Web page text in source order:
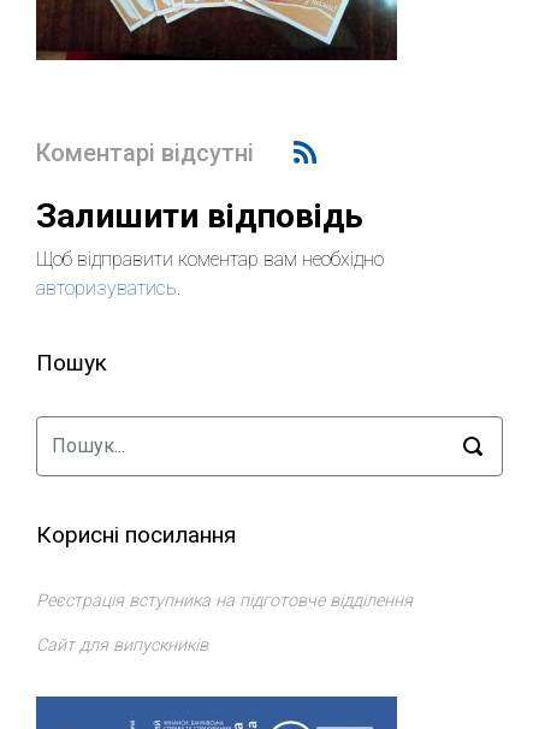
Коментарі відсутні
Залишити відповідь
Щоб відправити коментар вам необхідно
авторизуватись.
Пошук
Корисні посилання
Реєстрація вступника на підготовче відділення
Сайт для випускників